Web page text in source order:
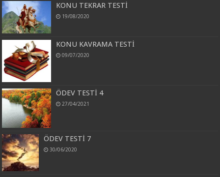
KONU TEKRAR TESTİ
19/08/2020
KONU KAVRAMA TESTİ
09/07/2020
ÖDEV TESTİ 4
27/04/2021
ÖDEV TESTİ 7
30/06/2020